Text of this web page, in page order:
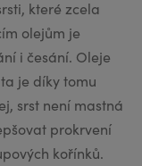
které zcela
olejům je
i česání. Oleje
je díky tomu
srst není mastná
prokrvení
kořínků.